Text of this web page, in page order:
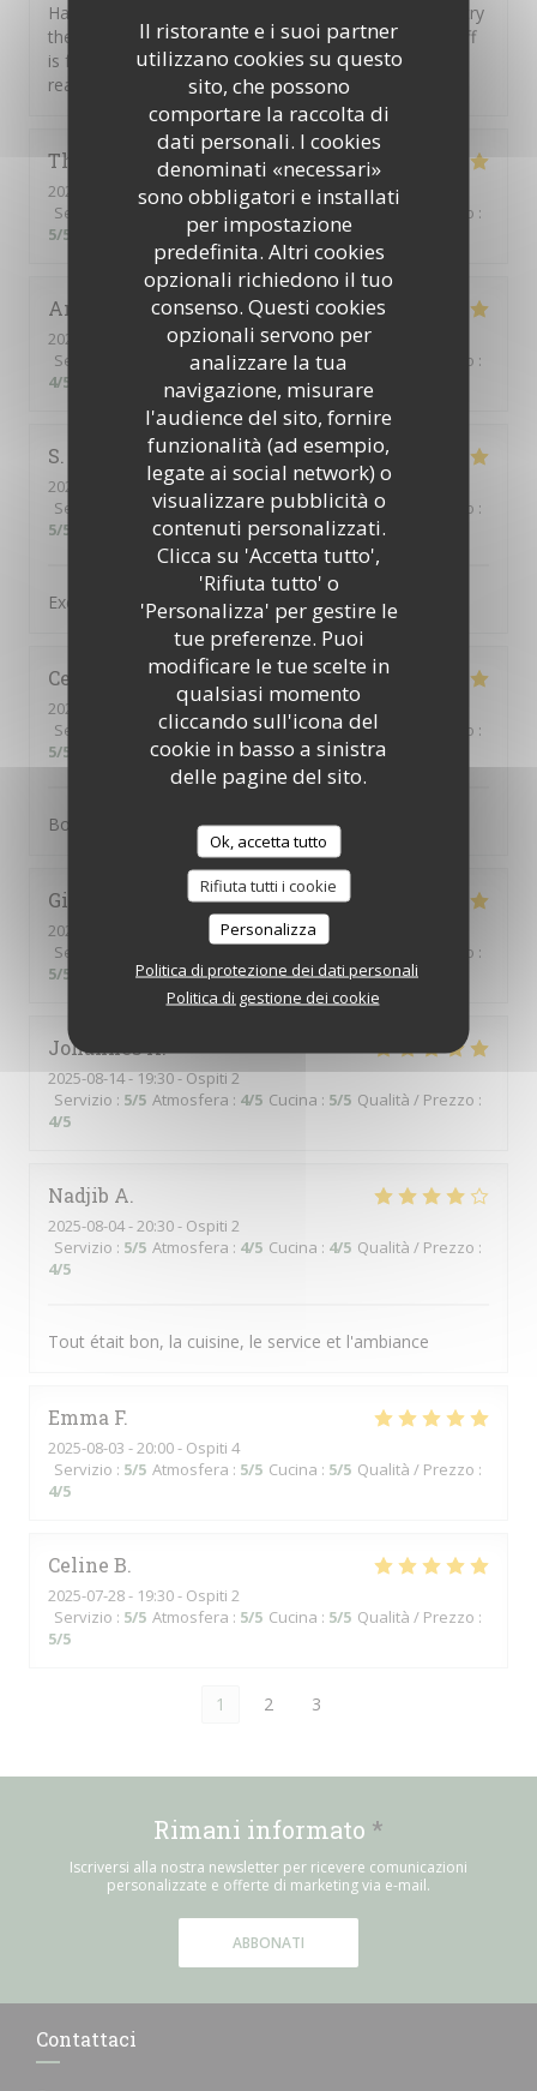
Il ristorante e i suoi partner
utilizzano cookies su questo
sito, che possono
comportare la raccolta di
dati personali. I cookies
denominati «necessari»
sono obbligatori e installati
per impostazione
predefinita. Altri cookies
opzionali richiedono il tuo
consenso. Questi cookies
opzionali servono per
analizzare la tua
navigazione, misurare
l'audience del sito, fornire
funzionalità (ad esempio,
legate ai social network) o
visualizzare pubblicità o
contenuti personalizzati.
Clicca su 'Accetta tutto',
'Rifiuta tutto' o
'Personalizza' per gestire le
tue preferenze. Puoi
modificare le tue scelte in
qualsiasi momento
cliccando sull'icona del
cookie in basso a sinistra
delle pagine del sito.
Ok, accetta tutto
Rifiuta tutti i cookie
Personalizza
Politica di protezione dei dati personali
Politica di gestione dei cookie
Have the "Rita", a delicious pizza, with the Chianti. Or try
the Salads, we had the Tuna and it was great. The staff
is friendly and helpful, service was prompt. Price is
reasonable and English is spoken. A good meal.
Thierry
2025-09-06
- 21:00 - Ospiti 6
Servizio
Atmosfera 5/5 Cucina Qualità / Prezzo :
5/5
Amine
2025-09-06
- 22:00 - Ospiti 2
Servizio
Atmosfera:4/5 Cucina: 5/5 Qualità / Prezzo :
4/5
S
2025-09-05
- 20:00 - Ospiti 4
Servizio
Atmosfera:5/5 Cucina: 5/5 Qualità / Prezzo :
5/5
Excellent et super service :-)
Cesar
2025-08-26
- 13:00 - Ospiti 14
Servizio
Atmosfera: 5 /5 Cucina:5/5 Qualità / Prezzo :
5/5
Bon, service agréable, je recommande
Giulia
2025-08-22
- 21:00 - Ospiti 2
Servizio
Atmosfera:5/5 Cucina: Qualità / Prezzo :
5/5
JohannesK
2025-08-14- 19:30 - Ospiti 2
Servizio : 5/5 Atmosfera : 4/5 Cucina : 5/5 Qualità / Prezzo :
4/5
Nadjib A
2025-08-04- 20:30 - Ospiti 2
Servizio : 5/5 Atmosfera : 4/5 Cucina : 4/5 Qualità / Prezzo :
4/5
Tout était bon, la cuisine, le service et l'ambiance
Emma F
2025-08-03 - 20:00 - Ospiti 4
Servizio : 5/5 Atmosfera : 5/5 Cucina : 5/5 Qualità / Prezzo :
4/5
Celine B
2025-07-28- 19:30 - Ospiti 2
Servizio : 5/5 Atmosfera : 5/5 Cucina : 5/5 Qualità / Prezzo :
5/5
1 2 3
Rimani informato *
Iscriversi alla nostra newsletter per ricevere comunicazioni
personalizzate e offerte di marketing via e-mail.
ABBONATI
Contattaci